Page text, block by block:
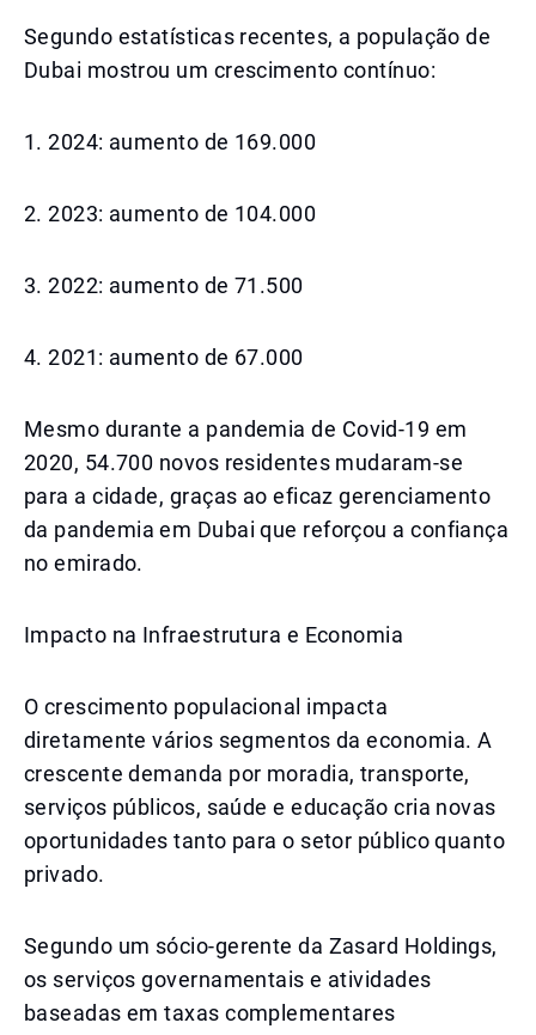
Segundo estatísticas recentes, a população de
Dubai mostrou um crescimento contínuo:
1. 2024: aumento de 169.000
2. 2023: aumento de 104.000
3. 2022: aumento de 71.500
4. 2021: aumento de 67.000
Mesmo durante a pandemia de Covid-19 em
2020, 54.700 novos residentes mudaram-se
para a cidade, graças ao eficaz gerenciamento
da pandemia em Dubai que reforçou a confiança
no emirado.
Impacto na Infraestrutura e Economia
O crescimento populacional impacta
diretamente vários segmentos da economia. A
crescente demanda por moradia, transporte,
serviços públicos, saúde e educação cria novas
oportunidades tanto para o setor público quanto
privado.
Segundo um sócio-gerente da Zasard Holdings,
os serviços governamentais e atividades
baseadas em taxas complementares